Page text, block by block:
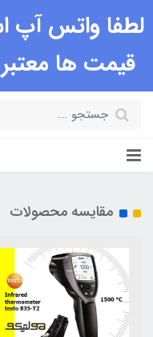
لطفا واتس آپ
قیمت ها
مقایسه محصولات